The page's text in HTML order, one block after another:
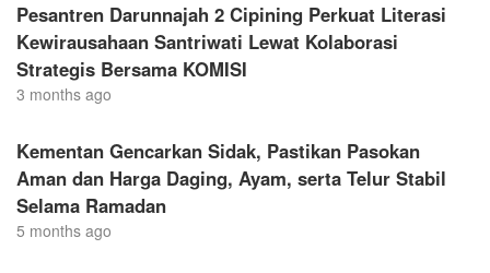
Pesantren Darunnajah 2 Cipining Perkuat Literasi
Kewirausahaan Santriwati Lewat Kolaborasi
Strategis Bersama KOMISI
3 months ago
Kementan Gencarkan Sidak, Pastikan Pasokan
Aman dan Harga Daging, Ayam, serta Telur Stabil
Selama Ramadan
5 months ago